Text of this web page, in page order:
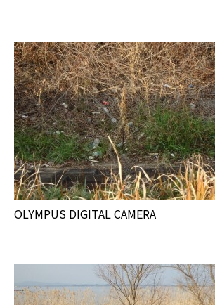
OLYMPUS DIGITAL CAMERA